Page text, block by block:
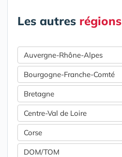
Les autres régions
Auvergne-Rhône-Alpes
Bourgogne-Franche-Comté
Bretagne
Centre-Val de Loire
Corse
DOM/TOM